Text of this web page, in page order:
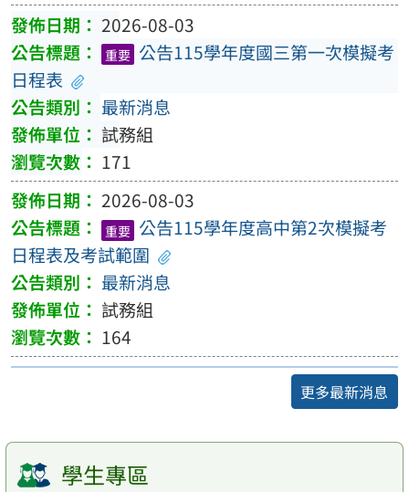
2026-08-03
重要 公告115學年度國三第一次模擬考
日程表
最新消息
試務組
171
2026-08-03
重要 公告115學年度高中第2次模擬考
日程表及考試範圍
最新消息
試務組
164
更多最新消息
學生專區